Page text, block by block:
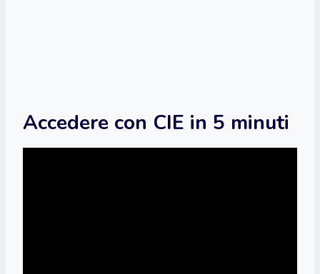
Accedere con CIE in 5 minuti